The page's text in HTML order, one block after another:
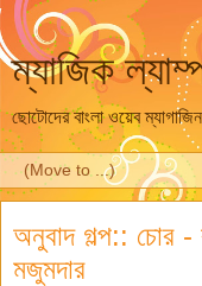
ম্যাজিক
ছোটোদের বাংলা ওয়েব ম্যাগাজিন
অনুবাদ গল্প:: চোর -
মজুমদার